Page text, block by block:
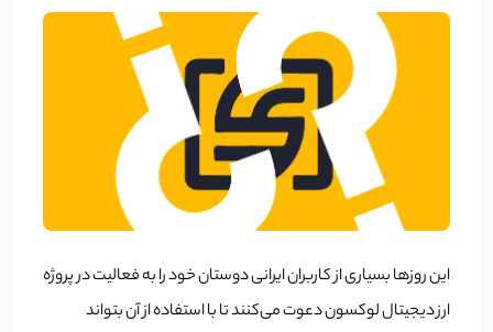
این روزها بسیاری از کاربران ایرانی دوستان خود را به فعالیت در پروژه
ارز دیجیتال لوکسون دعوت می‌کنند تا با استفاده از آن بتواند